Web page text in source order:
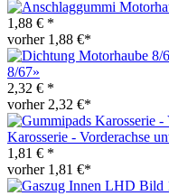
1,88 € *
vorher 1,88 €*
8/67»
2,32 € *
vorher 2,32 €*
Karosserie - Vorderachse
1,81 € *
vorher 1,81 €*